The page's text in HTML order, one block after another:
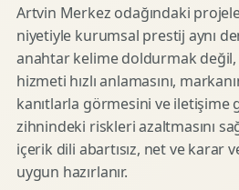
Artvin Merkez odağındaki
niyetiyle kurumsal prestij aynı
anahtar kelime doldurmak değil,
hizmeti hızlı anlamasını,
kanıtlarla görmesini ve iletişime
zihnindeki riskleri azaltmasını
içerik dili abartısız, net ve karar
uygun hazırlanır.